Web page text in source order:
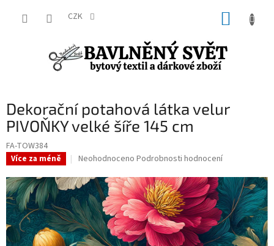
CZK
Dekorační potahová látka velur
PIVOŇKY velké šíře 145 cm
FA-TOW384
Více za méně
Průměrné
produktu
je
0,0
z
5
hvězdiček.
Neohodnoceno Podrobnosti hodnocení